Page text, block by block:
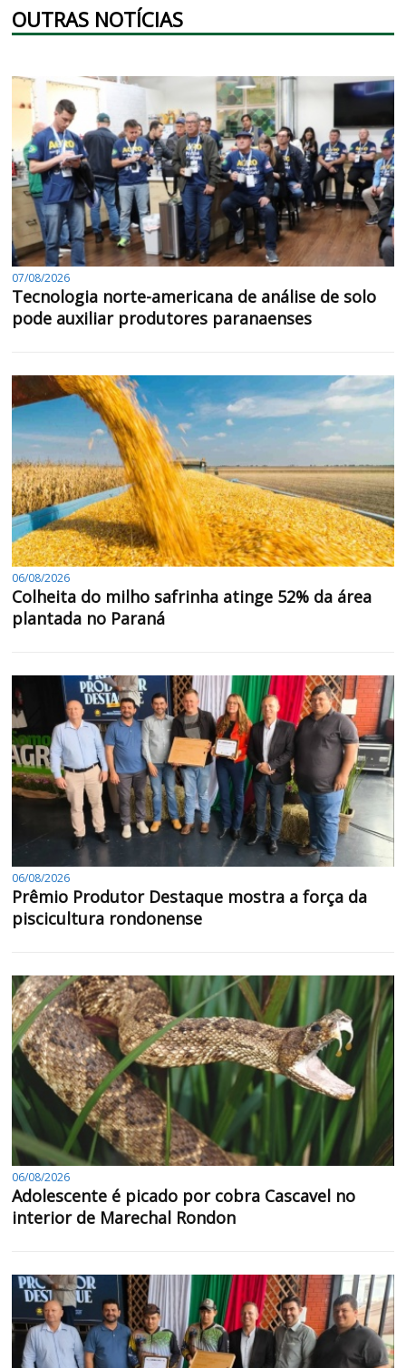
OUTRAS NOTÍCIAS
07/08/2026
Tecnologia norte-americana de análise de solo
pode auxiliar produtores paranaenses
06/08/2026
Colheita do milho safrinha atinge 52% da área
plantada no Paraná
06/08/2026
Prêmio Produtor Destaque mostra a força da
piscicultura rondonense
06/08/2026
Adolescente é picado por cobra Cascavel no
interior de Marechal Rondon